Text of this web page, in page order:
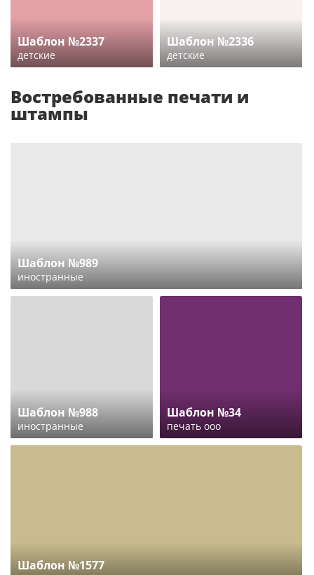
Шаблон №2337
детские
Шаблон №2336
детские
Востребованные печати и
штампы
Шаблон №989
иностранные
Шаблон №988
иностранные
Шаблон №34
печать ооо
Шаблон №1577